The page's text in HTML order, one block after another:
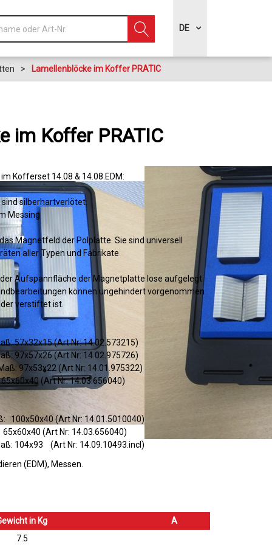
DE
> Lamellenblöcke im Koffer PRATIC
im Koffer PRATIC
Kofferset 14.08 & 14.08.EDM:
silberhartverlötet.
Messing
Magnetfeld der Polplatte. Sie sind universell
aller Typen und Fabrikate
Aufspannfläche der Magnetplatte lose aufgelegt
können ungehindert vorgenommen
verstiftet ist.
57x32x15 (Art Nr: 14.02.573215)
97x57x26 (Art Nr: 14.02.975726)
97x53x22 (Art Nr: 14.01.975322)
(Art Nr: 14.03.656040)
100x50x40 (Art Nr: 14.01.5010040)
(Art Nr: 14.03.656040)
104x93 (Art Nr: 14.09.10493.incl)
(EDM) Messen
in Kg
A
7.5